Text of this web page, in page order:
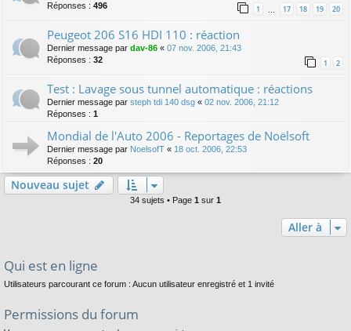
Réponses : 496 1 … 17 18 19 20
Peugeot 206 S16 HDI 110 : réaction
Dernier message par dav-86 « 07 nov. 2006, 21:43
Réponses : 32 1 2
Test : Lavage sous tunnel automatique : réactions
Dernier message par steph tdi 140 dsg « 02 nov. 2006, 21:12
Réponses : 1
Mondial de l'Auto 2006 - Reportages de Noëlsoft
Dernier message par NoelsofT « 18 oct. 2006, 22:53
Réponses : 20
Nouveau sujet
34 sujets • Page 1 sur 1
Aller à
Qui est en ligne
Utilisateurs parcourant ce forum : Aucun utilisateur enregistré et 1 invité
Permissions du forum